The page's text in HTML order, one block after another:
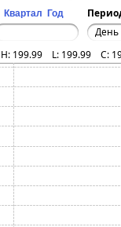
Квартал Год
День
H: 199.99 L: 199.99 C: